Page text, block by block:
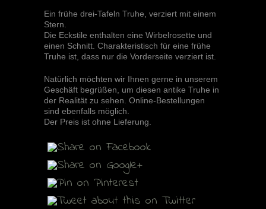
Ein frühe drei-Tafeln Truhe, verziert mit einem
Stern.
Die Eckstile enthalten eine Wirbelrosette und
einen Schnitt. Charakteristisch für eine frühe
Truhe ist, dass nur die Vorderseite verziert ist.
Natürlich möchten wir Ihnen gerne in unserem
Geschäft begrüßen, um diesen antike Truhe in
der Realität zu sehen. Online-Bestellungen
sind ebenfalls möglich.
Der Preis ist ohne Lieferung.